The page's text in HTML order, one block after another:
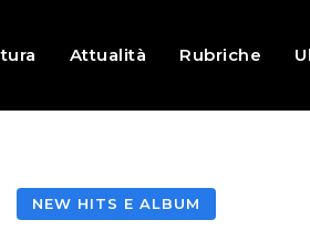
Attualità Rubriche
NEW HITS E ALBUM